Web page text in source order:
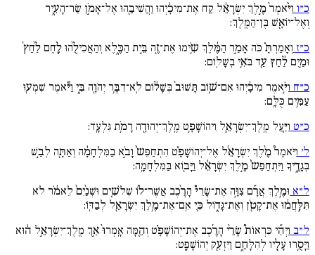
כ״ו וַיֹּ֙אמֶר֙ מֶ֣לֶךְ יִשְׂרָאֵ֔ל קַח אֶת־מִיכָ֔יְהוּ וַהֲשִׁיבֵ֖הוּ אֶל־אָמֹ֣ן שַׂר־הָעִ֑יר
וְאֶל־יוֹאָ֖שׁ בֶּן־הַמֶּֽלֶךְ:
כ״ז וְאָמַרְתָּ֗ כֹּה אָמַ֣ר הַמֶּ֔לֶךְ שִֹ֥ימוּ אֶת־זֶ֖ה בֵּ֣ית הַכֶּ֑לֶא וְהַאֲכִילֻ֨הוּ לֶ֚חֶם לַ֙חַץ֙
וּמַ֣יִם לַ֔חַץ עַ֖ד בֹּאִ֥י בְשָׁלֽוֹם:
כ״ח וַיֹּ֣אמֶר מִיכָ֔יְהוּ אִם־שׁ֚וֹב תָּשׁוּב֙ בְּשָׁל֔וֹם לֹֽא־דִבֶּ֥ר יְהֹוָ֖ה בִּ֑י וַיֹּ֕אמֶר שִׁמְע֖וּ
עַמִּ֥ים כֻּלָּֽם:
כ״ט וַיַּ֧עַל מֶֽלֶךְ־יִשְׂרָאֵ֛ל וִיהוֹשָׁפָ֥ט מֶֽלֶךְ־יְהוּדָ֖ה רָמֹ֥ת גִּלְעָֽד:
ל׳ וַיֹּאמֶר֩ מֶ֨לֶךְ יִשְׂרָאֵ֜ל אֶל־יְהוֹשָׁפָ֗ט הִתְחַפֵּשֹ֙ וָבֹ֣א בַמִּלְחָמָ֔ה וְאַתָּ֖ה לְבַ֣שׁ
בְּגָדֶ֑יךָ וַיִּתְחַפֵּשֹ֙ מֶ֣לֶךְ יִשְׂרָאֵ֔ל וַיָּב֖וֹא בַּמִּלְחָמָֽה:
ל״א וּמֶ֣לֶךְ אֲרָ֡ם צִוָּ֣ה אֶת־שָׂרֵי֩ הָרֶ֨כֶב אֲשֶׁר־ל֜וֹ שְׁלֹשִׁ֚ים וּשְׁנַ֙יִם֙ לֵאמֹ֔ר לֹא
תִּלָּ֣חֲמ֔וּ אֶת־קָטֹ֖ן וְאֶת־גָּד֑וֹל כִּ֛י אִֽם־אֶת־מֶ֥לֶךְ יִשְׂרָאֵ֖ל לְבַדּֽוֹ:
ל״ב וַיְהִ֡י כִּרְאוֹת֩ שָׂרֵ֨י הָרֶ֜כֶב אֶת־יְהוֹשָׁפָ֗ט וְהֵ֚מָּה אָֽמְרוּ֙ אַ֣ךְ מֶֽלֶךְ־יִשְׂרָאֵ֣ל ה֔וּא
וַיָּסֻ֥רוּ עָלָ֖יו לְהִלָּחֵ֑ם וַיִּזְעַ֖ק יְהוֹשָׁפָֽט: